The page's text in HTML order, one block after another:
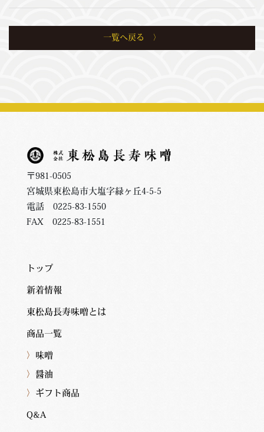
一覧へ戻る
〒981-0505
宮城県東松島市大塩字緑ヶ丘4-5-5
電話 0225-83-1550
FAX 0225-83-1551
トップ
新着情報
東松島長寿味噌とは
商品一覧
〉 味噌
〉 醤油
〉 ギフト商品
Q&A